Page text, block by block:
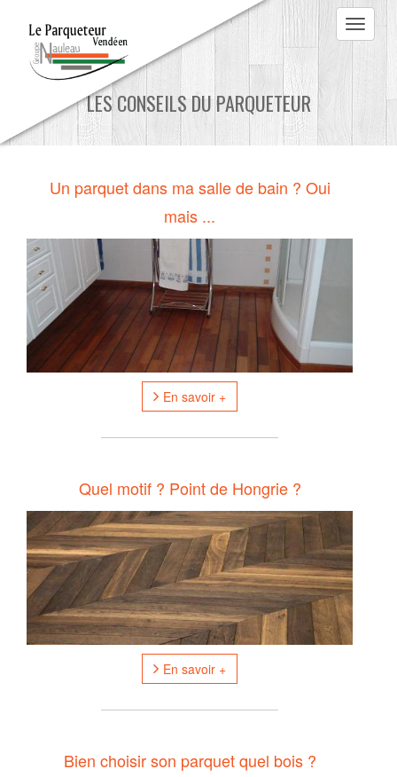
LES CONSEILS DU PARQUETEUR
Un parquet dans ma salle de bain ? Oui
mais ...
En savoir +
Quel motif ? Point de Hongrie ?
En savoir +
Bien choisir son parquet quel bois ?